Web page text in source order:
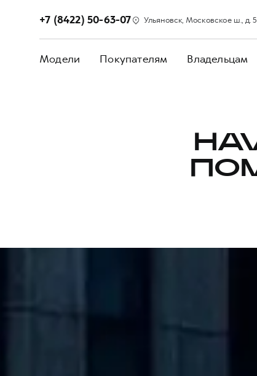
+7 (8422) 50-63-07 Ульяновск, Московское ш., д.
Модели Покупателям Владельцам